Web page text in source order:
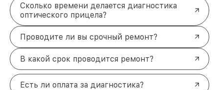
Сколько времени делается диагностика
оптического прицела?
Проводите ли вы срочный ремонт?
В какой срок проводится ремонт?
Есть ли оплата за диагностика?